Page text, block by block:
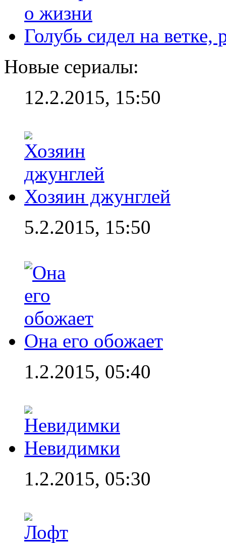
Голубь сидел на
Новые сериалы:
12.2.2015, 15:50
Хозяин джунглей
5.2.2015, 15:50
Она его обожает
1.2.2015, 05:40
Невидимки
1.2.2015, 05:30